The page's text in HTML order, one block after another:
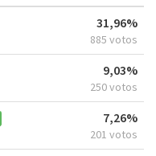
31,96%
885 votos
9,03%
250 votos
7,26%
201 votos